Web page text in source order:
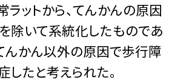
ラットから、てんかんの原因
除いて系統化したものであ
んかん以外の原因で歩行障
したと考えられた。